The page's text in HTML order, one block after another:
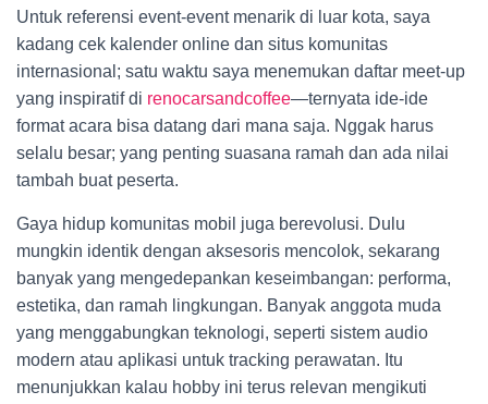
Untuk referensi event-event menarik di luar kota, saya
kadang cek kalender online dan situs komunitas
internasional; satu waktu saya menemukan daftar meet-up
yang inspiratif di renocarsandcoffee—ternyata ide-ide
format acara bisa datang dari mana saja. Nggak harus
selalu besar; yang penting suasana ramah dan ada nilai
tambah buat peserta.
Gaya hidup komunitas mobil juga berevolusi. Dulu
mungkin identik dengan aksesoris mencolok, sekarang
banyak yang mengedepankan keseimbangan: performa,
estetika, dan ramah lingkungan. Banyak anggota muda
yang menggabungkan teknologi, seperti sistem audio
modern atau aplikasi untuk tracking perawatan. Itu
menunjukkan kalau hobby ini terus relevan mengikuti